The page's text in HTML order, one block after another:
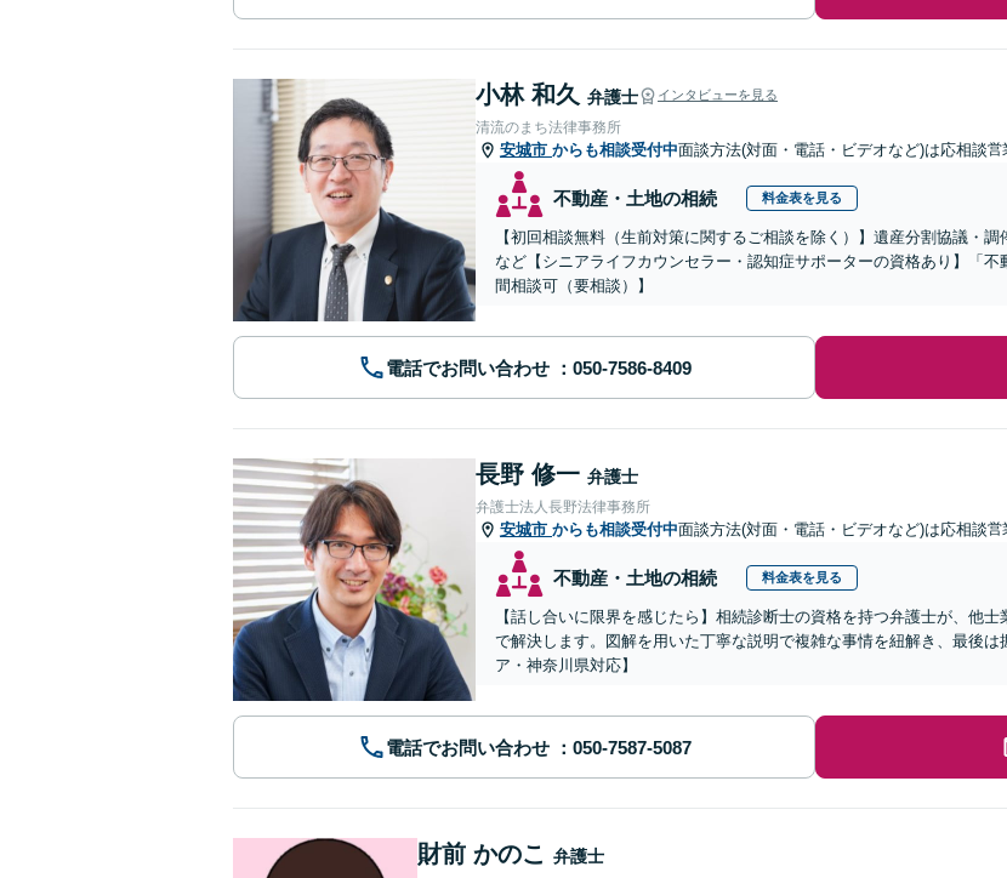
小林 和久 弁護士 インタビューを見る
清流のまち法律事務所
安城市 からも相談受付中面談方法(対面・電話・ビデオなど)は応相談営
不動産・土地の相続 料金表を見る
【初回相談無料（生前対策に関するご相談を除く）】遺産分割協議・
など【シニアライフカウンセラー・認知症サポーターの資格あり】「
間相談可（要相談）】
電話でお問い合わせ
長野 修一 弁護士
弁護士法人長野法律事務所
安城市 からも相談受付中面談方法(対面・電話・ビデオなど)は応相談営
不動産・土地の相続 料金表を見る
【話し合いに限界を感じたら】相続診断士の資格を持つ弁護士が、他
で解決します。図解を用いた丁寧な説明で複雑な事情を紐解き、最後
ア・神奈川県対応】
電話でお問い合わせ
財前 かのこ 弁護士